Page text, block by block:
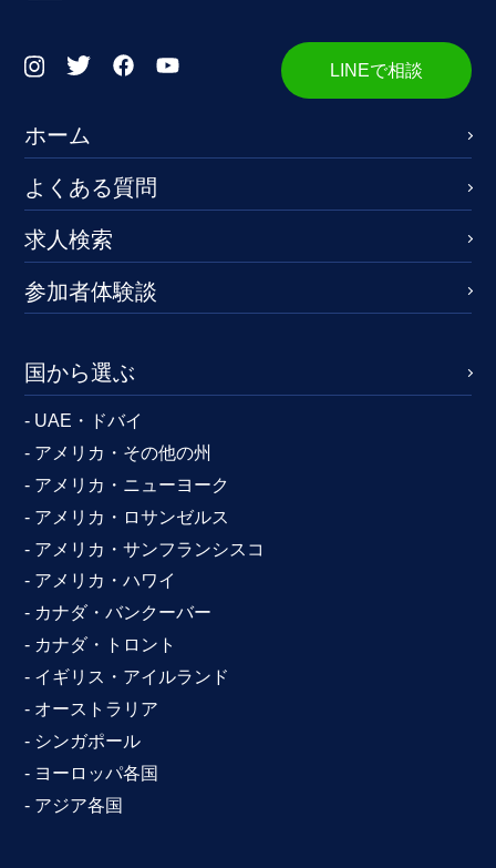
LINEで相談
ホーム
よくある質問
求人検索
参加者体験談
国から選ぶ
- UAE・ドバイ
- アメリカ・その他の州
- アメリカ・ニューヨーク
- アメリカ・ロサンゼルス
- アメリカ・サンフランシスコ
- アメリカ・ハワイ
- カナダ・バンクーバー
- カナダ・トロント
- イギリス・アイルランド
- オーストラリア
- シンガポール
- ヨーロッパ各国
- アジア各国